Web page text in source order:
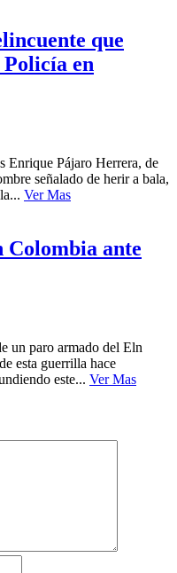
que
en
Pájaro Herrera, de
señalado de herir a bala,
Ver Mas
Colombia ante
paro armado del Eln
esta guerrilla hace
este... Ver Mas